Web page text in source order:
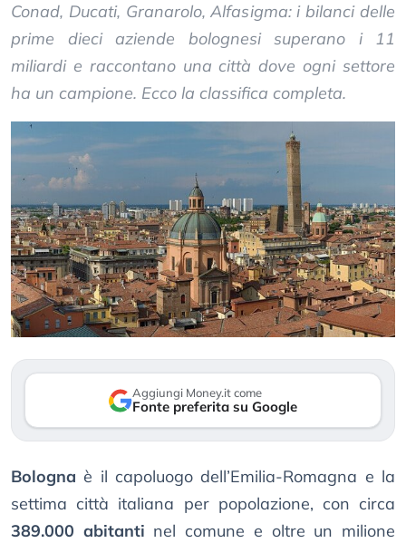
Conad, Ducati, Granarolo, Alfasigma: i bilanci delle
prime dieci aziende bolognesi superano i 11
miliardi e raccontano una città dove ogni settore
ha un campione. Ecco la classifica completa.
Aggiungi Money.it come
Fonte preferita su Google
Bologna è il capoluogo dell’Emilia-Romagna e la
settima città italiana per popolazione, con circa
389.000 abitanti nel comune e oltre un milione